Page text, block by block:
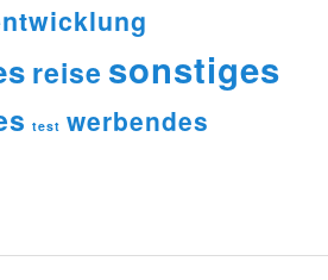
reise sonstiges
test werbendes